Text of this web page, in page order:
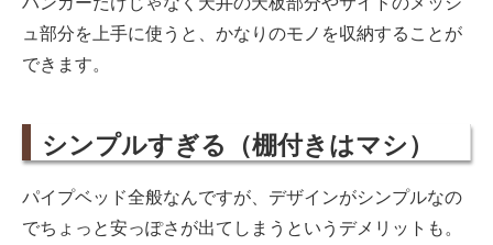
ュ部分を上手に使うと、かなりのモノを収納することが
できます。
シンプルすぎる（棚付きはマシ）
パイプベッド全般なんですが、デザインがシンプルなの
でちょっと安っぽさが出てしまうというデメリットも。